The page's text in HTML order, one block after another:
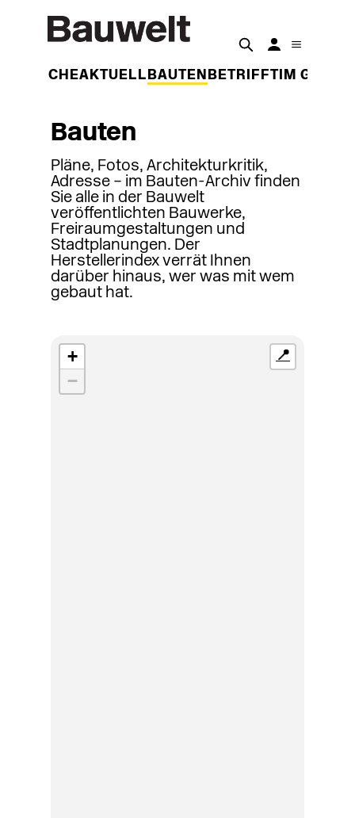
WOCHEAKTUELL BAUTEN BETRIFFT IM
Bauten
Pläne, Fotos, Architekturkritik,
Adresse – im Bauten-Archiv finden
Sie alle in der Bauwelt
veröffentlichten Bauwerke,
Freiraumgestaltungen und
Stadtplanungen. Der
Herstellerindex verrät Ihnen
darüber hinaus, wer was mit wem
gebaut hat.
+
−
📍